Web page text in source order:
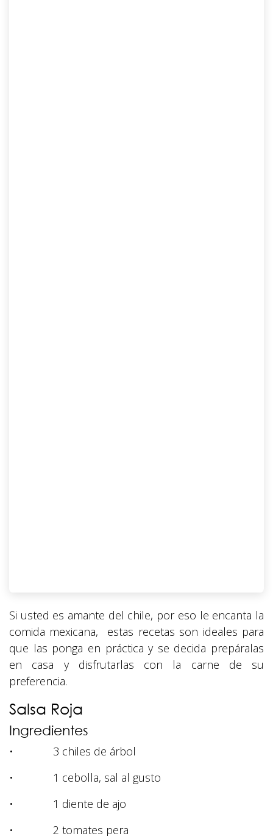
Si usted es amante del chile, por eso le encanta la
comida mexicana, estas recetas son ideales para
que las ponga en práctica y se decida prepáralas
en casa y disfrutarlas con la carne de su
preferencia.
Salsa Roja
Ingredientes
• 3 chiles de árbol
• 1 cebolla, sal al gusto
• 1 diente de ajo
• 2 tomates pera